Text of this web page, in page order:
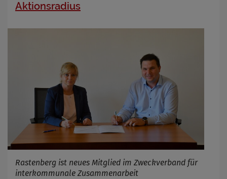
Aktionsradius
Rastenberg ist neues Mitglied im Zweckverband für
interkommunale Zusammenarbeit